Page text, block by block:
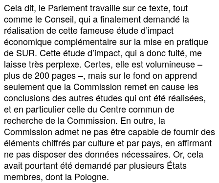
Cela dit, le Parlement travaille sur ce texte, tout
comme le Conseil, qui a finalement demandé la
réalisation de cette fameuse étude d’impact
économique complémentaire sur la mise en pratique
de SUR. Cette étude d’impact, qui a donc fuité, me
laisse très perplexe. Certes, elle est volumineuse –
plus de 200 pages –, mais sur le fond on apprend
seulement que la Commission remet en cause les
conclusions des autres études qui ont été réalisées,
et en particulier celle du Centre commun de
recherche de la Commission. En outre, la
Commission admet ne pas être capable de fournir des
éléments chiffrés par culture et par pays, en affirmant
ne pas disposer des données nécessaires. Or, cela
avait pourtant été demandé par plusieurs États
membres, dont la Pologne.